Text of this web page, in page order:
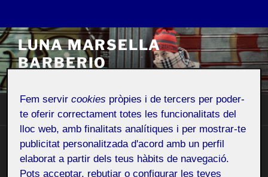
Vés
al
contingut
LUNA MARSELLA
BARBERIO
Menú
QUI SOC?
Fem servircookies pròpies i de tercers per poder-
te oferir correctament totes les funcionalitats del
lloc web, amb finalitats analítiques i per mostrar-te
publicitat personalitzada d'acord amb un perfil
elaborat a partir dels teus hàbits de navegació.
Pots acceptar, rebutjar o configurar les teves